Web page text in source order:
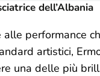
dell’Albania
performance
artistici,
una delle più